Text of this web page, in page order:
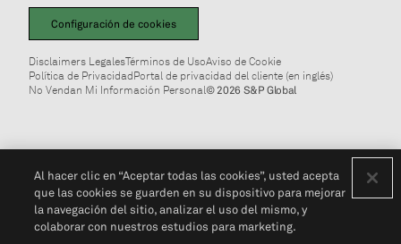
Configuración de cookies
Disclaimers LegalesTérminos de UsoAviso de Cookie
Política de PrivacidadPortal de privacidad del cliente (en inglés)
No Vendan Mi Información Personal© 2026 S&P Global
Al hacer clic en “Aceptar todas las cookies”, usted acepta
que las cookies se guarden en su dispositivo para mejorar
la navegación del sitio, analizar el uso del mismo, y
colaborar con nuestros estudios para marketing.